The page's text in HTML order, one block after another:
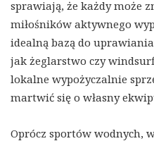
sprawiają, że każdy może
miłośników aktywnego
idealną bazą do uprawiania
jak żeglarstwo czy
lokalne wypożyczalnie
martwić się o własny
Oprócz sportów wodnych,